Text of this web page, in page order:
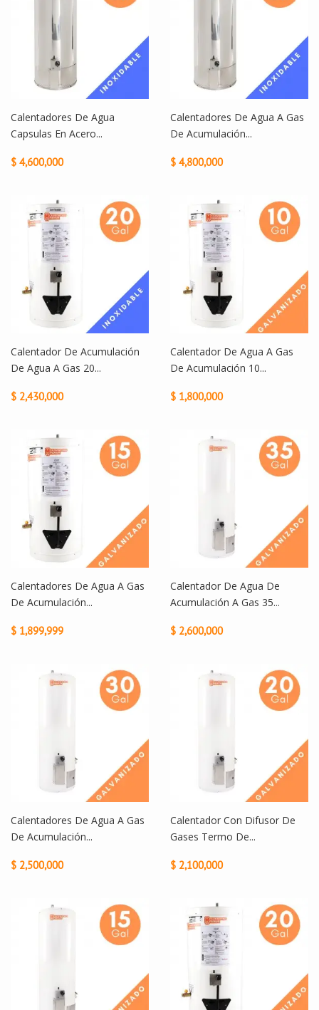
Calentadores De Agua
Capsulas En Acero...
$ 4,600,000
Calentadores De Agua A Gas
De Acumulación...
$ 4,800,000
Calentador De Acumulación
De Agua A Gas 20...
$ 2,430,000
Calentador De Agua A Gas
De Acumulación 10...
$ 1,800,000
Calentadores De Agua A Gas
De Acumulación...
$ 1,899,999
Calentador De Agua De
Acumulación A Gas 35...
$ 2,600,000
Calentadores De Agua A Gas
De Acumulación...
$ 2,500,000
Calentador Con Difusor De
Gases Termo De...
$ 2,100,000